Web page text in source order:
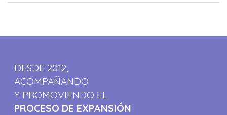
DESDE 2012,
ACOMPAÑANDO
Y PROMOVIENDO EL
PROCESO DE EXPANSIÓN